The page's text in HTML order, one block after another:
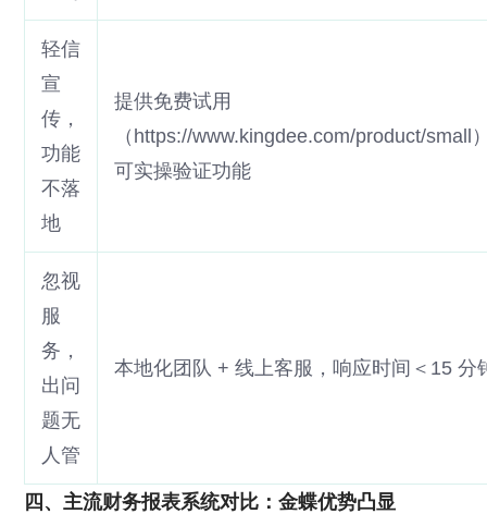
轻信
宣
传，
功能
不落
地
提供免费试用
（https://www.kingdee.com/product/small
可实操验证功能
忽视
服
务，
出问
题无
人管
本地化团队 + 线上客服，响应时间＜15 分
四、主流财务报表系统对比：金蝶优势凸显